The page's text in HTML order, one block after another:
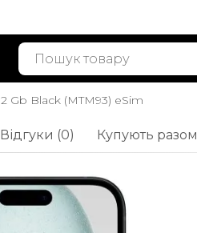
Gb Black (MTM93) eSim
Відгуки (0) Купують разом